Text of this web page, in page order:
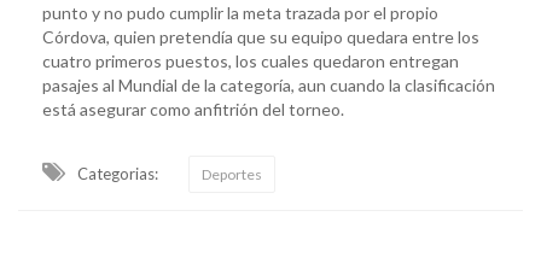
punto y no pudo cumplir la meta trazada por el propio
Córdova, quien pretendía que su equipo quedara entre los
cuatro primeros puestos, los cuales quedaron entregan
pasajes al Mundial de la categoría, aun cuando la clasificación
está asegurar como anfitrión del torneo.
Categorias: Deportes